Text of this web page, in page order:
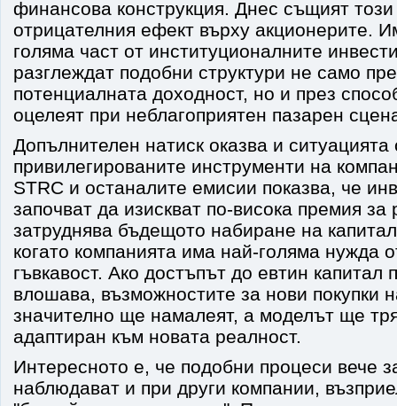
финансова конструкция. Днес същият
отрицателния ефект върху акционерите.
голяма част от институционалните
разглеждат подобни структури не само
потенциалната доходност, но и през
оцелеят при неблагоприятен пазарен
Допълнителен натиск оказва и ситуацията
привилегированите инструменти на
STRC и останалите емисии показва, че
започват да изискват по-висока премия за
затруднява бъдещото набиране на
когато компанията има най-голяма нужда
гъвкавост. Ако достъпът до евтин капитал
влошава, възможностите за нови покупки
значително ще намалеят, а моделът ще
адаптиран към новата реалност.
Интересното е, че подобни процеси вече
наблюдават и при други компании,